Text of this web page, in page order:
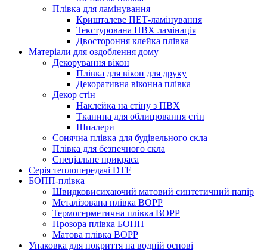
Плівка для ламінування
Кришталеве ПЕТ-ламінування
Текстурована ПВХ ламінація
Двостороння клейка плівка
Матеріали для оздоблення дому
Декорування вікон
Плівка для вікон для друку
Декоративна віконна плівка
Декор стін
Наклейка на стіну з ПВХ
Тканина для облицювання стін
Шпалери
Сонячна плівка для будівельного скла
Плівка для безпечного скла
Спеціальне прикраса
Серія теплопередачі DTF
БОПП-плівка
Швидковисихаючий матовий синтетичний папір
Металізована плівка BOPP
Термогерметична плівка BOPP
Прозора плівка БОПП
Матова плівка BOPP
Упаковка для покриття на водній основі